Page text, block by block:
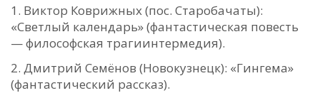
Виктор Коврижных (пос. Старобачаты):
«Светлый календарь» (фантастическая повесть
— философская трагиинтермедия).
Дмитрий Семёнов (Новокузнецк): «Гингема»
(фантастический рассказ).